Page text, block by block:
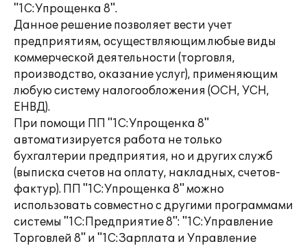
"1С:Упрощенка 8".
Данное решение позволяет вести учет
предприятиям, осуществляющим любые виды
коммерческой деятельности (торговля,
производство, оказание услуг), применяющим
любую систему налогообложения (ОСН, УСН,
ЕНВД).
При помощи ПП "1С:Упрощенка 8"
автоматизируется работа не только
бухгалтерии предприятия, но и других служб
(выписка счетов на оплату, накладных, счетов-
фактур). ПП "1С:Упрощенка 8" можно
использовать совместно с другими программами
системы "1С:Предприятие 8": "1С:Управление
Торговлей 8" и "1С:Зарплата и Управление